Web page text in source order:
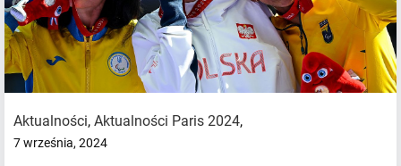
Aktualności, Aktualności Paris 2024,
7 września, 2024